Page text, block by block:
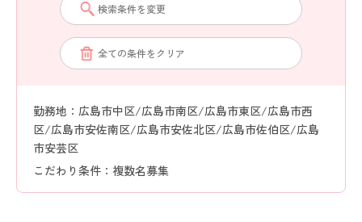
検索条件を変更
全ての条件をクリア
勤務地：広島市中区/広島市南区/広島市東区/広島市西
区/広島市安佐南区/広島市安佐北区/広島市佐伯区/広島
市安芸区
こだわり条件：複数名募集